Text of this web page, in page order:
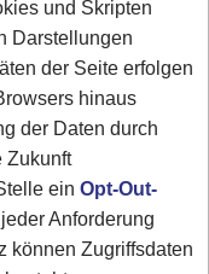
und Skripten
Darstellungen
der Seite erfolgen
hinaus
der Daten durch
Zukunft
einOpt-Out-
Anforderung
können Zugriffsdaten